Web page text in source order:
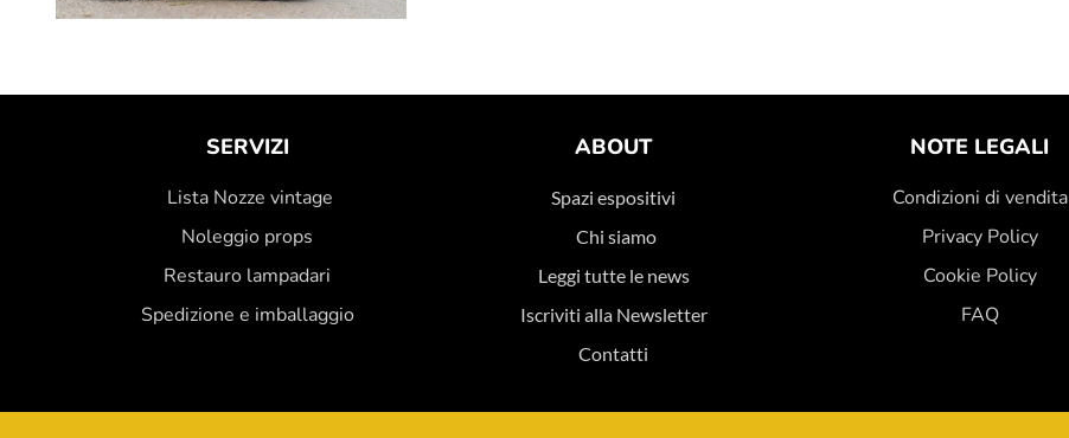
SERVIZI
Lista Nozze vintage
Noleggio props
Restauro lampadari
Spedizione e imballaggio
ABOUT
Spazi espositivi
Chi siamo
Leggi tutte le news
Iscriviti alla Newsletter
Contatti
NOTE LEGALI
Condizioni di vendita
Privacy Policy
Cookie Policy
FAQ